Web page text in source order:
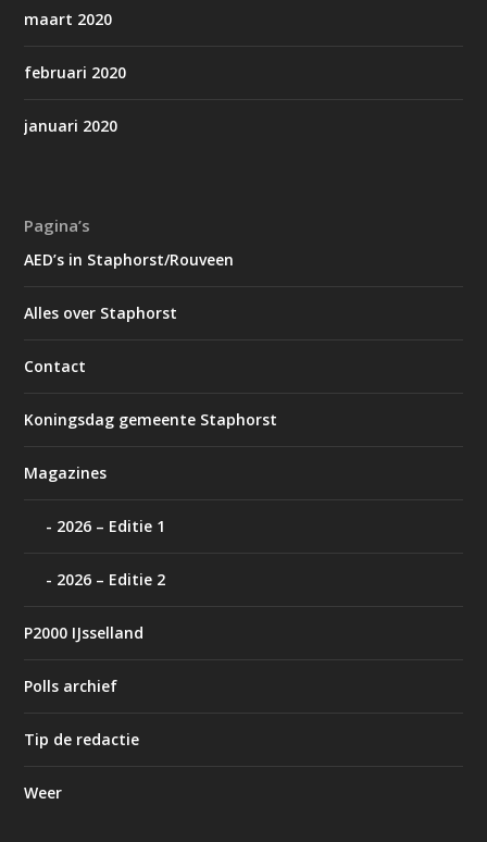
maart 2020
februari 2020
januari 2020
Pagina’s
AED’s in Staphorst/Rouveen
Alles over Staphorst
Contact
Koningsdag gemeente Staphorst
Magazines
2026 – Editie 1
2026 – Editie 2
P2000 IJsselland
Polls archief
Tip de redactie
Weer